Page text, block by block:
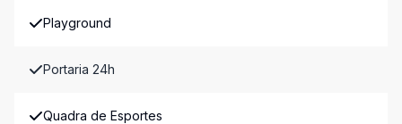
Playground
Portaria 24h
Quadra de Esportes